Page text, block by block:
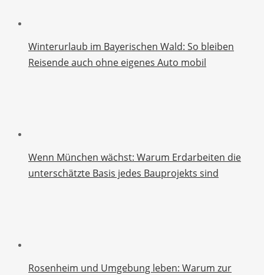
Winterurlaub im Bayerischen Wald: So bleiben
Reisende auch ohne eigenes Auto mobil
Wenn München wächst: Warum Erdarbeiten die
unterschätzte Basis jedes Bauprojekts sind
Rosenheim und Umgebung leben: Warum zur